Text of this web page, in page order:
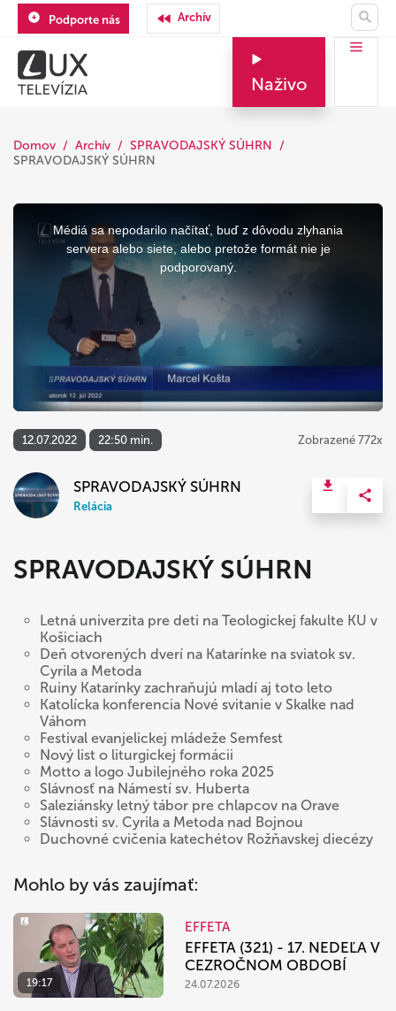
Podporte nás Archív
Naživo
Domov Archív
SPRAVODAJSKÝ SÚHRN
SPRAVODAJSKÝ SÚHRN
This
window.
Médiá sa nepodarilo načítať, buď z dôvodu zlyhania
servera alebo siete, alebo pretože formát nie je
podporovaný.
12.07.2022 22:50 min. Zobrazené 772x
SPRAVODAJSKÝ SÚHRN
Relácia
SPRAVODAJSKÝ SÚHRN
Letná univerzita pre deti na Teologickej fakulte KU v
Košiciach
Deň otvorených dverí na Katarínke na sviatok sv.
Cyrila a Metoda
Ruiny Katarínky zachraňujú mladí aj toto leto
Katolícka konferencia Nové svitanie v Skalke nad
Váhom
Festival evanjelickej mládeže Semfest
Nový list o liturgickej formácii
Motto a logo Jubilejného roka 2025
Slávnosť na Námestí sv. Huberta
Saleziánsky letný tábor pre chlapcov na Orave
Slávnosti sv. Cyrila a Metoda nad Bojnou
Duchovné cvičenia katechétov Rožňavskej diecézy
Mohlo by vás zaujímať:
19:17
EFFETA
EFFETA (321) - 17. NEDEĽA V
CEZROČNOM OBDOBÍ
24.07.2026